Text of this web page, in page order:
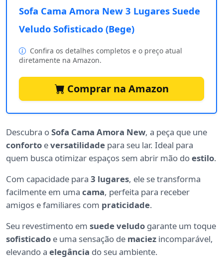
Sofa Cama Amora New 3 Lugares Suede
Veludo Sofisticado (Bege)
Confira os detalhes completos e o preço atual
diretamente na Amazon.
Comprar na Amazon
Descubra oSofa Cama Amora New, a peça que une
conforto eversatilidade para seu lar. Ideal para
quem busca otimizar espaços sem abrir mão doestilo.
Com capacidade para 3 lugares, ele se transforma
facilmente em uma cama, perfeita para receber
amigos e familiares com praticidade.
Seu revestimento em suede veludo garante um toque
sofisticado e uma sensação de maciez incomparável,
elevando a elegância do seu ambiente.